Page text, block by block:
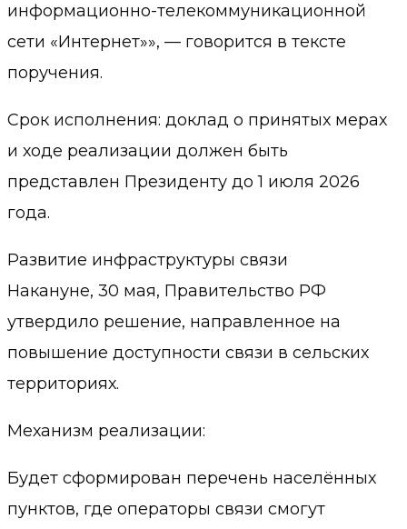
информационно-телекоммуникационной
сети «Интернет»», — говорится в тексте
поручения.
Срок исполнения: доклад о принятых мерах
и ходе реализации должен быть
представлен Президенту до 1 июля 2026
года.
Развитие инфраструктуры связи
Накануне, 30 мая, Правительство РФ
утвердило решение, направленное на
повышение доступности связи в сельских
территориях.
Механизм реализации:
Будет сформирован перечень населённых
пунктов, где операторы связи смогут